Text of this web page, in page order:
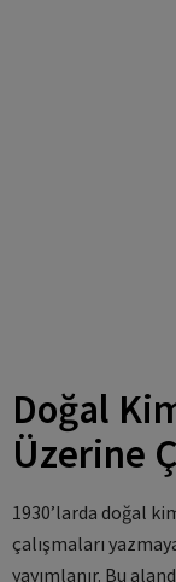
Doğal
Üzerine
1930’larda doğal
çalışmaları
yayımlanır. Bu